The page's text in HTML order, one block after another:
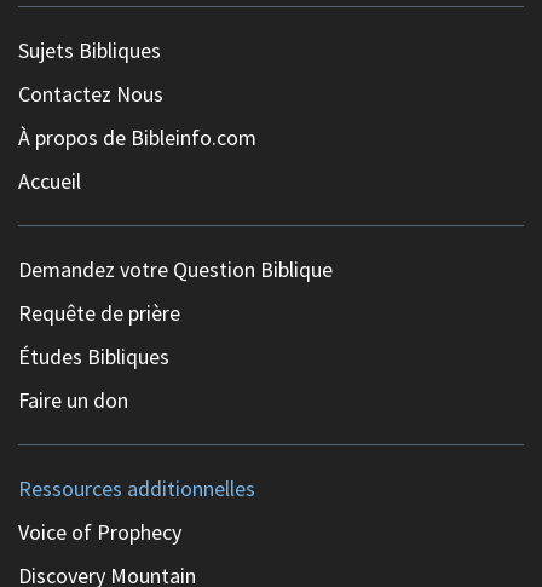
Sujets Bibliques
Contactez Nous
À propos de Bibleinfo.com
Accueil
Demandez votre Question Biblique
Requête de prière
Études Bibliques
Faire un don
Ressources additionnelles
Voice of Prophecy
Discovery Mountain